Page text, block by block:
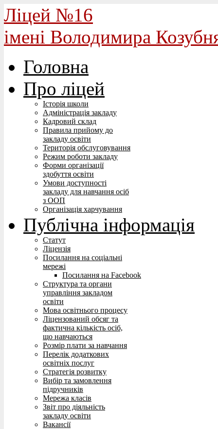
Ліцей №16
імені Володимира
Головна
Про ліцей
Історія школи
Адміністрація закладу
Кадровий склад
Правила прийому до
закладу освіти
Територія обслуговування
Режим роботи закладу
Форми організації
здобуття освіти
Умови доступності
закладу для навчання осіб
з ООП
Організація харчування
Публічна інформація
Статут
Ліцензія
Посилання на соціальні
мережі
Посилання на Facebook
Структура та органи
управління закладом
освіти
Мова освітнього процесу
Ліцензований обсяг та
фактична кількість осіб,
що навчаються
Розмір плати за навчання
Перелік додаткових
освітніх послуг
Стратегія розвитку
Вибір та замовлення
підручників
Мережа класів
Звіт про діяльність
закладу освіти
Вакансії